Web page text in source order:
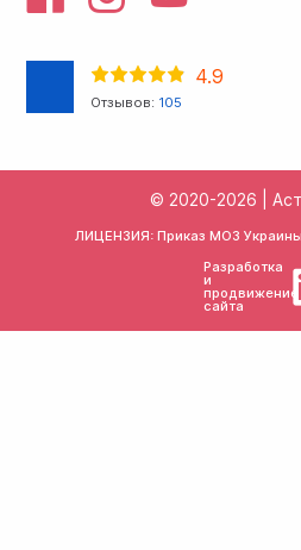
4.9
Отзывов: 105
© 2020-2026 |
ЛИЦЕНЗИЯ: Приказ МОЗ
Разработка
и
продвижение
сайта